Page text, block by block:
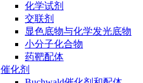
化学试剂
交联剂
显色底物与化学发光底物
小分子化合物
药靶配体
催化剂